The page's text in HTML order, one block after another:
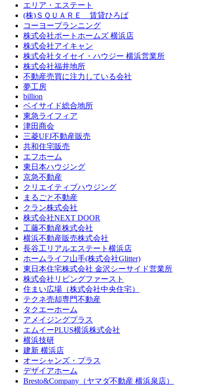
エリア・エステート
(株)ＳＱＵＡＲＥ 賃貸ひろば
コーヨープランニング
株式会社ポートホームズ 横浜店
株式会社アイキャン
株式会社タイセイ・ハウジー 横浜営業所
株式会社福井地所
不動産売買に注力している会社
夢工房
billion
ベイサイド総合地所
東急ライフィア
津田商会
三菱UFJ不動産販売
共和住宅販売
エフホーム
東日本ハウジング
京急不動産
クリエイティブハウジング
まるごと不動産
クラン株式会社
株式会社NEXT DOOR
工藤不動産株式会社
横浜不動産販売株式会社
長谷工リアルエステート横浜店
ホームライフ山手(株式会社Glitter)
東日本住宅株式会社 金沢シーサイド営業所
株式会社リビングファースト
住まい広場（株式会社中央住宅）
テクネ売却専門不動産
タクエーホーム
アメイジングプラス
エムイーPLUS横浜株式会社
横浜技研
建新 横浜店
オーシャンズ・プラス
デザイアホーム
Bresto&Company（ヤマダ不動産 横浜泉店）